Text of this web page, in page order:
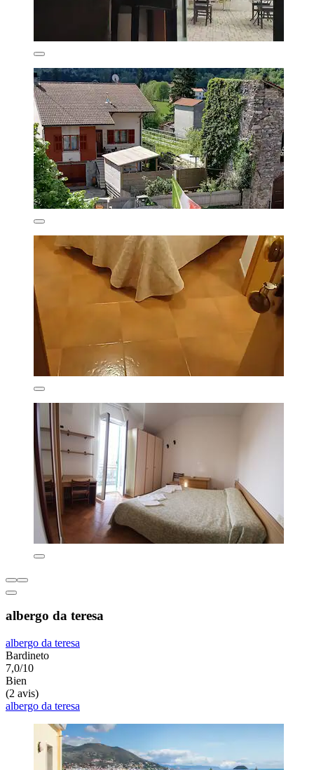
albergo da teresa
albergo da teresa
Bardineto
7,0/10
Bien
(2 avis)
albergo da teresa